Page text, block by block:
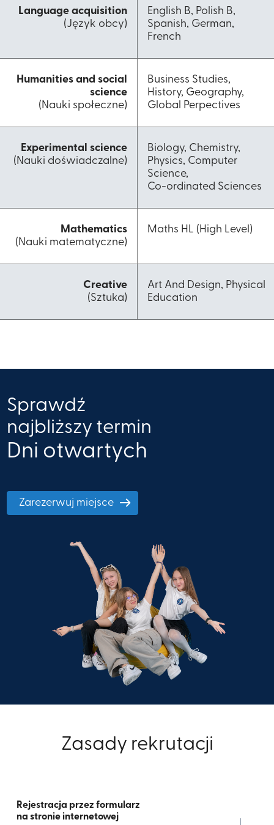
Language acquisition
(Język obcy)
English B, Polish B,
Spanish, German,
French
Humanities and social
science
(Nauki społeczne)
Business Studies,
History, Geography,
Global Perpectives
Experimental science
(Nauki doświadczalne)
Biology, Chemistry,
Physics, Computer
Science,
Co-ordinated Sciences​
Mathematics
(Nauki matematyczne)
Maths HL (High Level)​
Creative
(Sztuka)
​Art And Design, Physical
Education​
Sprawdź
najbliższy termin
Dni otwartych
Zarezerwuj miejsce
Zasady rekrutacji
Rejestracja przez formularz
na stronie internetowej